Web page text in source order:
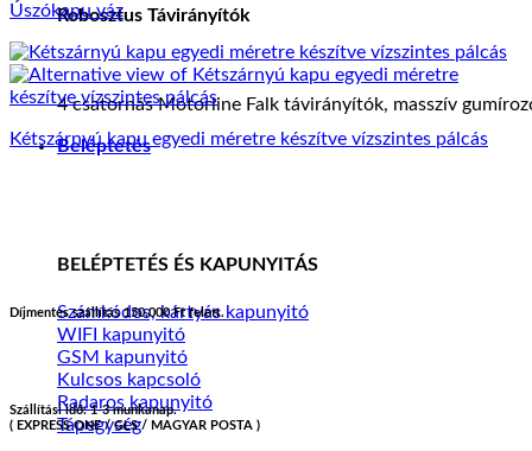
Robosztus Távirányítók
4 csatornás Motorline Falk távirányítók, masszív
Beléptetés
BELÉPTETÉS ÉS KAPUNYITÁS
Számkódos, kártyás kapunyitó
WIFI kapunyitó
GSM kapunyitó
Kulcsos kapcsoló
Radaros kapunyitó
Tápegység
Úszókapu váz
Kétszárnyú kapu egyedi méretre készítve vízszintes pálcás
Díjmentes szállítás 150.000 Ft felett.
Szállítási idő: 1-3 munkanap.
( EXPRESS ONE / GLS / MAGYAR POSTA )